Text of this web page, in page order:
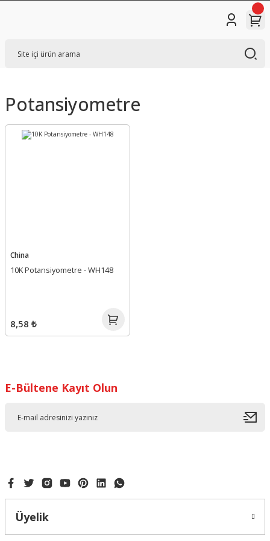
Potansiyometre
China
10K Potansiyometre - WH148
8,58 ₺
E-Bültene Kayıt Olun
Üyelik